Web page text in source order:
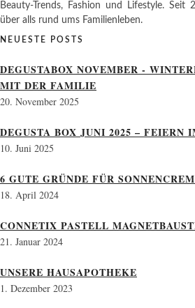
Beauty-Trends, Fashion und Lifestyle. Seit
über alls rund ums Familienleben.
NEUESTE POSTS
DEGUSTABOX NOVEMBER -
MIT DER FAMILIE
20. November 2025
DEGUSTA BOX JUNI 2025 – FEIERN
10. Juni 2025
6 GUTE GRÜNDE FÜR
18. April 2024
CONNETIX PASTELL
21. Januar 2024
UNSERE HAUSAPOTHEKE
1. Dezember 2023